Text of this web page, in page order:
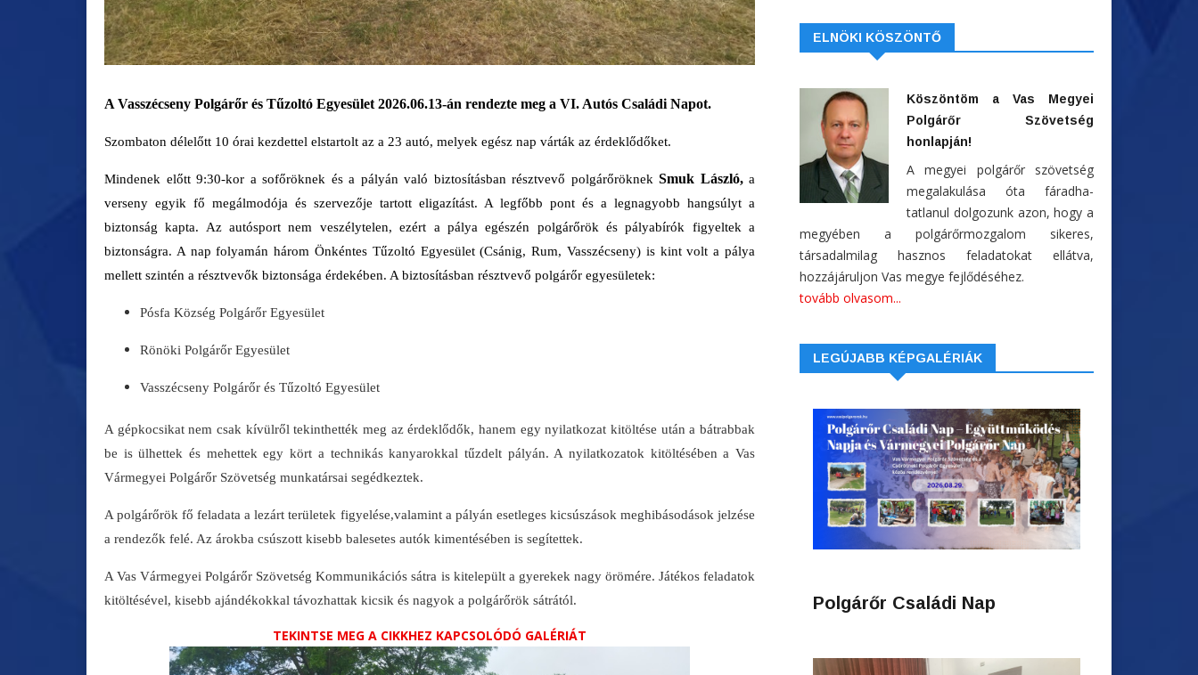
A Vasszécseny Polgárőr és Tűzoltó Egyesület 2026.06.13-án rendezte meg a VI. Autós Családi Napot.
Szombaton délelőtt 10 órai kezdettel elstartolt az a 23 autó, melyek egész nap várták az érdeklődőket.
Mindenek előtt 9:30-kor a sofőröknek és a pályán való biztosításban résztvevő polgárőröknek Smuk László,a
verseny egyik fő megálmodója és szervezője tartott eligazítást. A legfőbb pont és a legnagyobb hangsúlyt a
biztonság kapta. Az autósport nem veszélytelen, ezért a pálya egészén polgárőrök és pályabírók figyeltek a
biztonságra. A nap folyamán három Önkéntes Tűzoltó Egyesület (Csánig, Rum, Vasszécseny) is kint volt a pálya
mellett szintén a résztvevők biztonsága érdekében. A biztosításban résztvevő polgárőr egyesületek:
Pósfa Község Polgárőr Egyesület
Rönöki Polgárőr Egyesület
Vasszécseny Polgárőr és Tűzoltó Egyesület
A gépkocsikat nem csak kívülről tekinthették meg az érdeklődők, hanem egy nyilatkozat kitöltése után a bátrabbak
be is ülhettek és mehettek egy kört a technikás kanyarokkal tűzdelt pályán. A nyilatkozatok kitöltésében a Vas
Vármegyei Polgárőr Szövetség munkatársai segédkeztek.
A polgárőrök fő feladata a lezárt területek figyelése,valamint a pályán esetleges kicsúszások meghibásodások jelzése
a rendezők felé. Az árokba csúszott kisebb balesetes autók kimentésében is segítettek.
A Vas Vármegyei Polgárőr Szövetség Kommunikációs sátra is kitelepült a gyerekek nagy örömére. Játékos feladatok
kitöltésével, kisebb ajándékokkal távozhattak kicsik és nagyok a polgárőrök sátrától.
TEKINTSE MEG A CIKKHEZ KAPCSOLÓDÓ GALÉRIÁT
ELNÖKI KÖSZÖNTŐ
Köszöntöm a Vas Megyei
Polgárőr Szövetség
honlapján!
A megyei polgárőr szövetség
megalakulása óta fáradha-
tatlanul dolgozunk azon, hogy a
megyében a polgárőrmozgalom sikeres,
társadalmilag hasznos feladatokat ellátva,
hozzájáruljon Vas megye fejlődéséhez.
tovább olvasom...
LEGÚJABB KÉPGALÉRIÁK
Polgárőr Családi Nap